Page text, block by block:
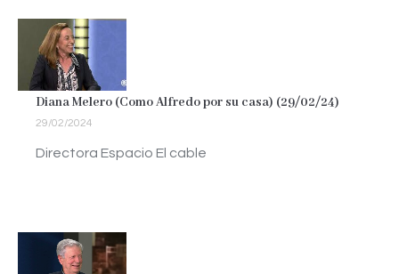
Diana Melero (Como Alfredo por su casa) (29/02/24)
29/02/2024
Directora Espacio El cable